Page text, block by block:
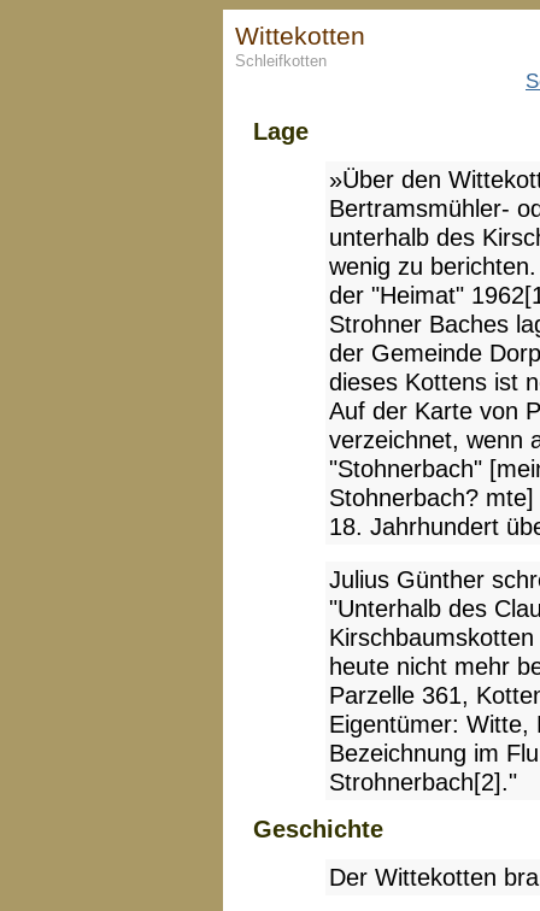
Wittekotten
Schleifkotten
Lage
»Über den
Bertramsmühler-
unterhalb des
wenig zu
der "Heimat"
Strohner Baches
der Gemeinde
dieses Kottens ist
Auf der Karte von
verzeichnet, wenn
"Stohnerbach"
Stohnerbach?
18. Jahrhundert
Julius Günther
"Unterhalb des
heute nicht mehr
Parzelle 361,
Eigentümer: Witte,
Bezeichnung im
Strohnerbach[2]."
Geschichte
Der Wittekotten